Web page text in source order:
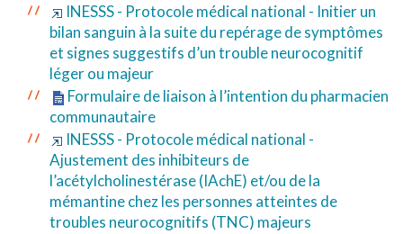
INESSS - Protocole médical national - Initier un
bilan sanguin à la suite du repérage de symptômes
et signes suggestifs d’un trouble neurocognitif
léger ou majeur
Formulaire de liaison à l’intention du pharmacien
communautaire
INESSS - Protocole médical national -
Ajustement des inhibiteurs de
l’acétylcholinestérase (IAchE) et/ou de la
mémantine chez les personnes atteintes de
troubles neurocognitifs (TNC) majeurs